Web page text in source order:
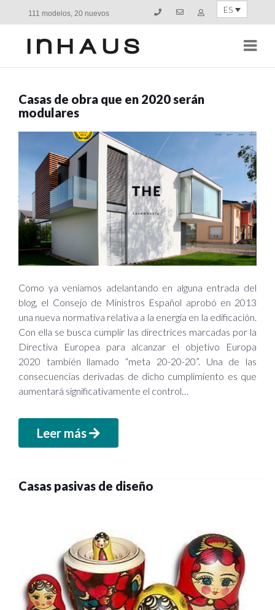
111 modelos, 20 nuevos ES
Casas de obra que en 2020 serán
modulares
Como ya veníamos adelantando en alguna entrada del
blog, el Consejo de Ministros Español aprobó en 2013
una nueva normativa relativa a la energía en la edificación.
Con ella se busca cumplir las directrices marcadas por la
Directiva Europea para alcanzar el objetivo Europa
2020 también llamado “meta 20-20-20”. Una de las
consecuencias derivadas de dicho cumplimiento es que
aumentará significativamente el control…
Leer más
Casas pasivas de diseño